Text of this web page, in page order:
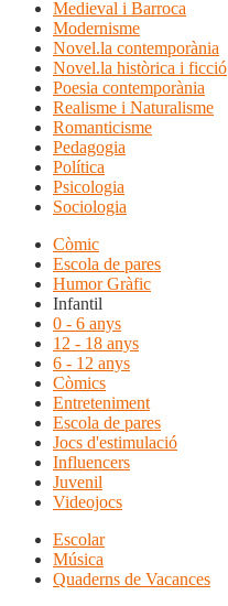
Medieval i Barroca
Modernisme
Novel.la contemporània
Novel.la històrica i ficció
Poesia contemporània
Realisme i Naturalisme
Romanticisme
Pedagogia
Política
Psicologia
Sociologia
Còmic
Escola de pares
Humor Gràfic
Infantil
0 - 6 anys
12 - 18 anys
6 - 12 anys
Còmics
Entreteniment
Escola de pares
Jocs d'estimulació
Influencers
Juvenil
Videojocs
Escolar
Música
Quaderns de Vacances